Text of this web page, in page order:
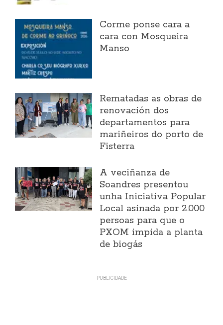
Corme ponse cara a
cara con Mosqueira
Manso
Rematadas as obras de
renovación dos
departamentos para
mariñeiros do porto de
Fisterra
A veciñanza de
Soandres presentou
unha Iniciativa Popular
Local asinada por 2.000
persoas para que o
PXOM impida a planta
de biogás